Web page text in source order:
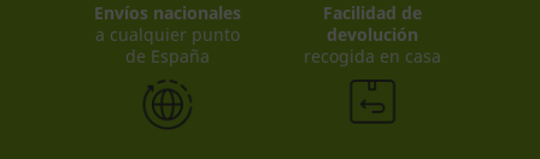
Envíos nacionales
a cualquier punto
de España
Facilidad de
devolución
recogida en casa